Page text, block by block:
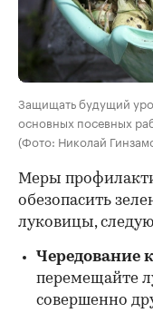
Защищать будущий
основных посевных
(Фото: Николай
Меры
обезопасить
луковицы,
Чередование
перемещайте
совершенно